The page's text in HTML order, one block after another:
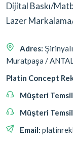
Dijital Baskı/
Lazer
Adres:
Muratpaşa /
Platin Concept
Müşteri
Müşteri
Email: